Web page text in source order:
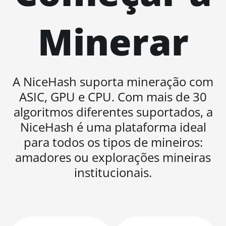
XP Hyd 3U (512Th)
BITMAIN AntMiner S19
XP+ Hyd (279Th)
Pro (100Th)
BITMAIN AntMiner S19j
Pro (104Th)
BITMAIN AntMiner S19j
Pro+ (120Th)
BITMAIN AntMiner S19j
Pro++ (125Th)
Minerar
A NiceHash suporta mineração com
ASIC, GPU e CPU. Com mais de 30
algoritmos diferentes suportados, a
NiceHash é uma plataforma ideal
para todos os tipos de mineiros:
amadores ou explorações mineiras
institucionais.